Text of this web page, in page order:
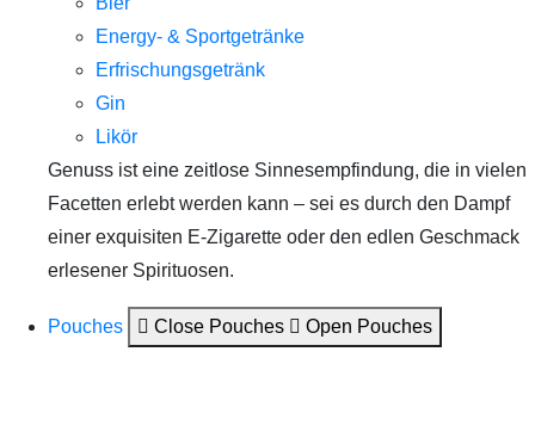
Energy- & Sportgetränke
Erfrischungsgetränk
Gin
Likör
Genuss ist eine zeitlose Sinnesempfindung, die in vielen
Facetten erlebt werden kann – sei es durch den Dampf
einer exquisiten E-Zigarette oder den edlen Geschmack
erlesener Spirituosen.
Pouches Close Pouches Open Pouches